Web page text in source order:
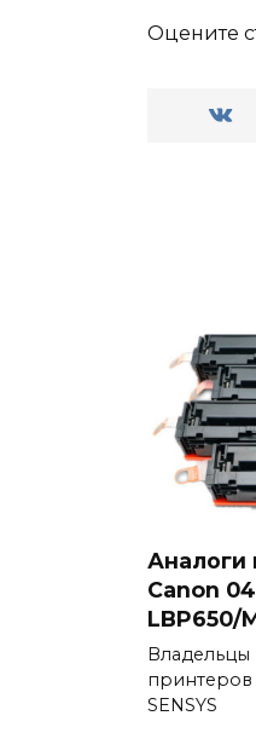
Оцените
Аналоги
Canon
LBP650/
Владельцы
принтеров
SENSYS